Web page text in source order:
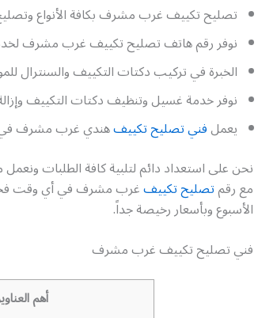
تصليح تكييف غرب مشرف بكافة الأنواع
نوفر رقم هاتف تصليح تكييف غرب مشرف لخدمة
الخبرة في تركيب دكتات التكييف والسنترال
نوفر خدمة غسيل وتنظيف دكتات التكييف وإزالة
يعملفني تصليح تكييفهندي غرب مشرف في
نحن على استعداد دائم لتلبية كافة الطلبات
مع رقمتصليح تكييف
الأسبوع وبأسعار رخيصة جداً.
فني تصليح تكييف غرب مشرف
أهم